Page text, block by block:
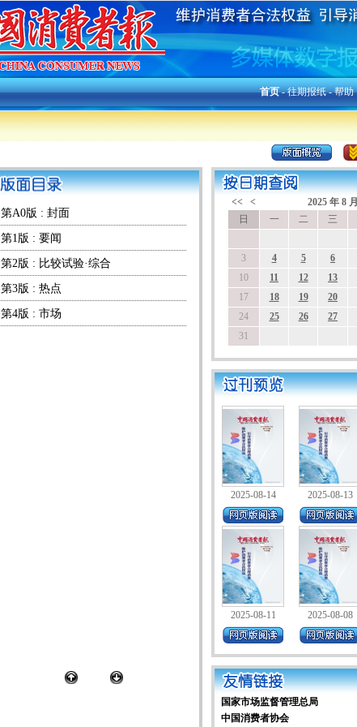
首页-往期报纸-帮助
第A0版 : 封面
第1版 : 要闻
第2版 : 比较试验·综合
第3版 : 热点
第4版 : 市场
2025-08-14 2025-08-13
2025-08-11 2025-08-08
国家市场监督管理总局
中国消费者协会